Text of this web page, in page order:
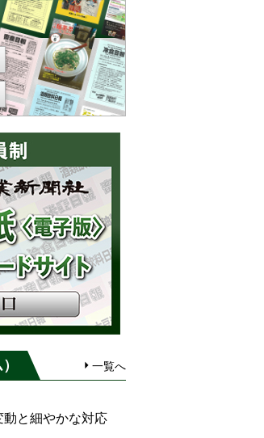
一覧へ
動と細やかな対応